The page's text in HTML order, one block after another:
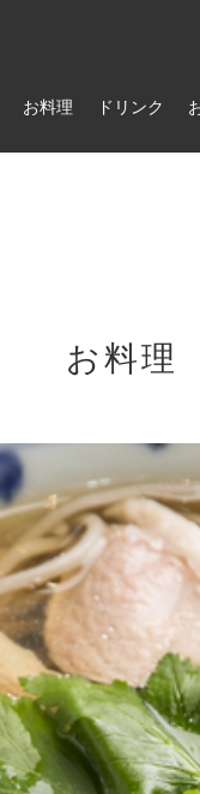
お料理 ドリンク
お料理